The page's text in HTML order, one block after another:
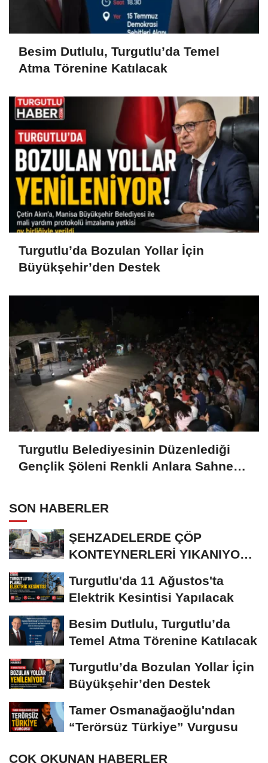
Besim Dutlulu, Turgutlu’da Temel
Atma Törenine Katılacak
Turgutlu’da Bozulan Yollar İçin
Büyükşehir’den Destek
Turgutlu Belediyesinin Düzenlediği
Gençlik Şöleni Renkli Anlara Sahne
SON HABERLER
ŞEHZADELERDE ÇÖP
KONTEYNERLERİ YIKANIYOR
Turgutlu'da 11 Ağustos'ta
Elektrik Kesintisi Yapılacak
Besim Dutlulu, Turgutlu’da
Temel Atma Törenine Katılacak
Turgutlu’da Bozulan Yollar İçin
Büyükşehir’den Destek
Tamer Osmanağaoğlu'ndan
“Terörsüz Türkiye” Vurgusu
ÇOK OKUNAN HABERLER